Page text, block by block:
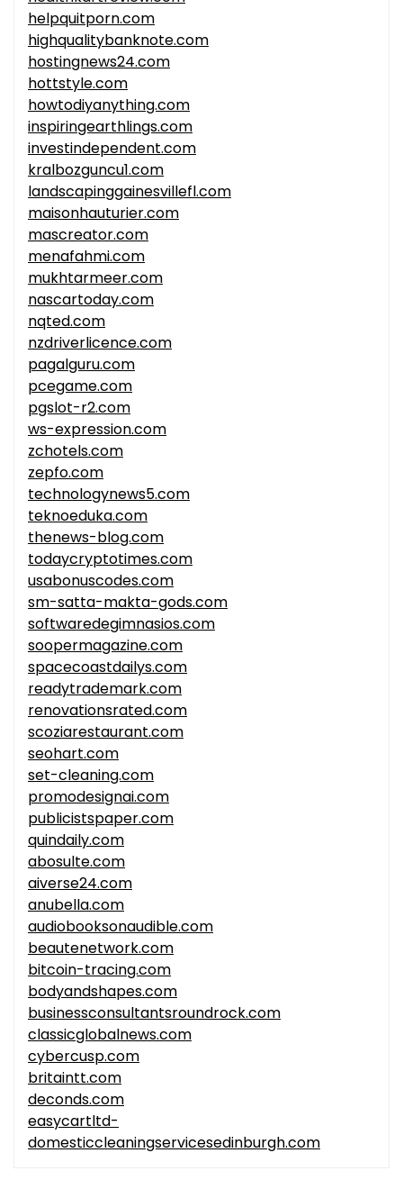
helpquitporn.com
highqualitybanknote.com
hostingnews24.com
hottstyle.com
howtodiyanything.com
inspiringearthlings.com
investindependent.com
kralbozguncu1.com
landscapinggainesvillefl.com
maisonhauturier.com
mascreator.com
menafahmi.com
mukhtarmeer.com
nascartoday.com
nqted.com
nzdriverlicence.com
pagalguru.com
pcegame.com
pgslot-r2.com
ws-expression.com
zchotels.com
zepfo.com
technologynews5.com
teknoeduka.com
thenews-blog.com
todaycryptotimes.com
usabonuscodes.com
sm-satta-makta-gods.com
softwaredegimnasios.com
soopermagazine.com
spacecoastdailys.com
readytrademark.com
renovationsrated.com
scoziarestaurant.com
seohart.com
set-cleaning.com
promodesignai.com
publicistspaper.com
quindaily.com
abosulte.com
aiverse24.com
anubella.com
audiobooksonaudible.com
beautenetwork.com
bitcoin-tracing.com
bodyandshapes.com
businessconsultantsroundrock.com
classicglobalnews.com
cybercusp.com
britaintt.com
deconds.com
easycartltd-
domesticcleaningservicesedinburgh.com